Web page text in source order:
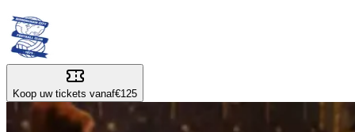
Koop uw tickets vanaf€125